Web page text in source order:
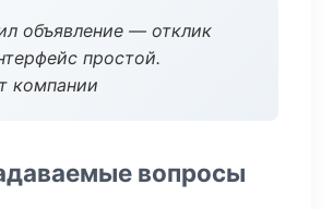
объявление — отклик
простой.
компании
вопросы